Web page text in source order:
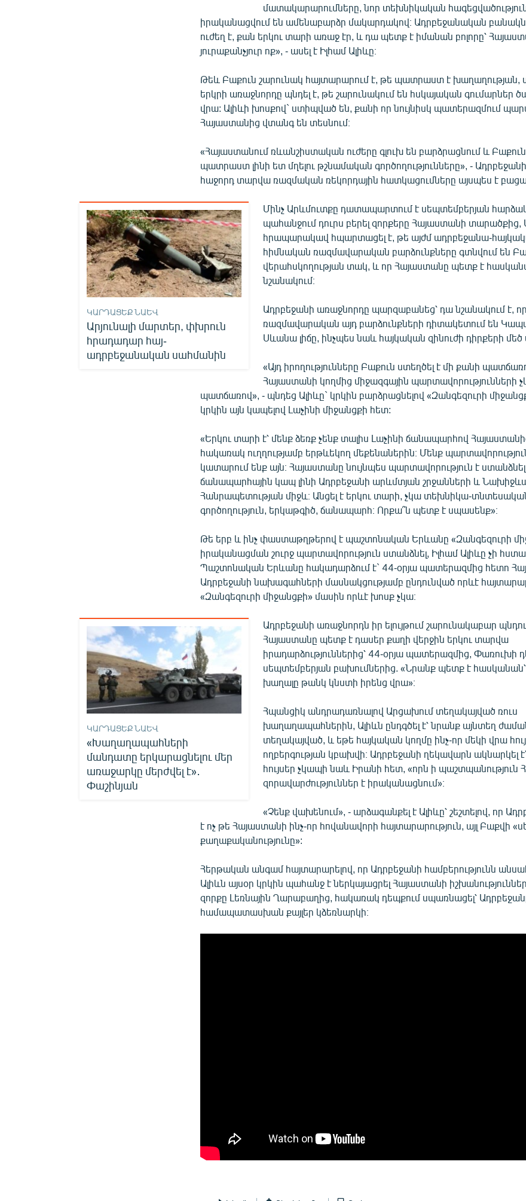
մատակարարումները, նոր տեխնիկական
իրականացվում են ամենաբարձր մակարդակով։ Ադրբեջանական բանակն
ուժեղ է, քան երկու տարի առաջ էր, և դա պետք է իմանան բոլորը՝
յուրաքանչյուր ոք», - ասել է Իլհամ Ալիևը։
Թեև Բաքուն շարունակ հայտարարում է, թե պատրաստ է խաղաղության,
երկրի առաջնորդը պնդել է, թե շարունակում են հսկայական գումարներ
վրա: Ալիևի խոսքով` ստիպված են, քանի որ նույնիսկ պատերազմում
Հայաստանից վտանգ են տեսնում։
«Հայաստանում ռևանշիստական ուժերը գլուխ են բարձրացնում և
պատրաստ լինի ետ մղելու թշնամական գործողությունները», -
հաջորդ տարվա ռազմական ռեկորդային հատկացումները այսպես է
ԿԱՐԴԱՑԵՔ ՆԱԵՎ
Արյունալի մարտեր, փխրուն
հրադադար հայ-
ադրբեջանական սահմանին
Մինչ Արևմուտքը դատապարտում է սեպտեմբերյան
պահանջում դուրս բերել զորքերը Հայաստանի տարածքից,
հրապարակավ հպարտացել է, թե այժմ ադրբեջանա-
հիմնական ռազմավարական բարձունքները գտնվում են
վերահսկողության տակ, և որ Հայաստանը պետք է
նշանակում։
Ադրբեջանի առաջնորդը պարզաբանեց՝ դա նշանակում է, որ
ռազմավարական այդ բարձունքների դիտակետում են
Սևանա լիճը, ինչպես նաև հայկական զինուժի դիրքերի մեծ
«Այդ իրողությունները Բաքուն ստեղծել է մի քանի
Հայաստանի կողմից միջազգային պարտավորությունների
պատճառով», - պնդեց Ալիևը` կրկին բարձրացնելով «Զանգեզուրի
կրկին այն կապելով Լաչինի միջանցքի հետ:
«Երկու տարի է՝ մենք ձեռք չենք տալիս Լաչինի ճանապարհով
հակառակ ուղղությամբ երթևեկող մեքենաներին։ Մենք
կատարում ենք այն։ Հայաստանը նույնպես պարտավորություն է
ճանապարհային կապ լինի Ադրբեջանի արևմտյան շրջանների և
Հանրապետության միջև։ Անցել է երկու տարի, չկա տեխնիկա-
գործողություն, երկաթգիծ, ճանապարհ։ Որքա՞ն պետք է սպասենք»։
Թե երբ և ինչ փաստաթղթերով է պաշտոնական Երևանը «Զանգեզուրի
իրականացման շուրջ պարտավորություն ստանձնել, Իլհամ Ալիևը չի
Պաշտոնական Երևանը հակադարձում է` 44-օրյա պատերազմից հետո
Ադրբեջանի նախագահների մասնակցությամբ ընդունված որևէ
«Զանգեզուրի միջանցքի» մասին որևէ խոսք չկա։
ԿԱՐԴԱՑԵՔ ՆԱԵՎ
«Խաղաղապահների
մանդատը երկարացնելու մեր
առաջարկը մերժվել է»․
Փաշինյան
Ադրբեջանի առաջնորդն իր ելույթում շարունակաբար
Հայաստանը պետք է դասեր քաղի վերջին երկու տարվա
իրադարձություններից՝ 44-օրյա պատերազմից, Փառուխի
սեպտեմբերյան բախումներից. «Նրանք պետք է
խաղալը թանկ կնստի իրենց վրա»։
Հպանցիկ անդրադառնալով Արցախում տեղակայված ռուս
խաղաղապահներին, Ալիևն ընդգծել է՝ նրանք այնտեղ
տեղակայված, և եթե հայկական կողմը ինչ-որ մեկի վրա
ողբերգության կբախվի։ Ադրբեջանի ղեկավարն ակնարկել
հույսեր չկապի նաև Իրանի հետ, «որն ի պաշտպանություն
զորավարժություններ է իրականացնում»։
«Չենք վախենում», - արձագանքել է Ալիևը՝ շեշտելով, որ
է ոչ թե Հայաստանի ինչ-որ հովանավորի հայտարարություն, այլ Բաքվի
քաղաքականությունը»:
Հերթական անգամ հայտարարելով, որ Ադրբեջանի համբերությունն
Ալիևն այսօր կրկին պահանջ է ներկայացրել Հայաստանի
զորքը Լեռնային Ղարաբաղից, հակառակ դեպքում սպառնացել՝
համապատասխան քայլեր կձեռնարկի։